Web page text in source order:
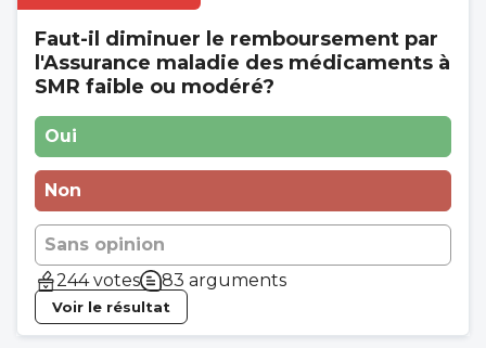
Faut-il diminuer le remboursement par
l'Assurance maladie des médicaments à
SMR faible ou modéré?
Oui
Non
Sans opinion
244 votes
83 arguments
Voir le résultat